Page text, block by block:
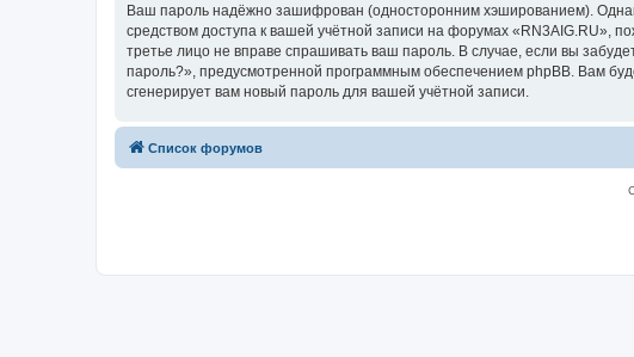
Ваш пароль надёжно зашифрован (односторонним хэшированием).
средством доступа к вашей учётной записи на форумах «RN3AIG.RU»,
третье лицо не вправе спрашивать ваш пароль. В случае, если вы
пароль?», предусмотренной программным обеспечением phpBB. Вам
сгенерирует вам новый пароль для вашей учётной записи.
Список форумов